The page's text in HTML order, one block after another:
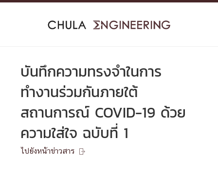
Skip
บันทึกความทรงจำในการ
ทำงานร่วมกันภายใต้
สถานการณ์ COVID-19 ด้วย
ความใส่ใจ ฉบับที่ 1
ไปยังหน้าข่าวสาร 